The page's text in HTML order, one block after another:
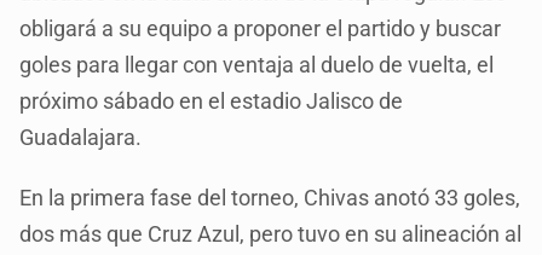
obligará a su equipo a proponer el partido y buscar
goles para llegar con ventaja al duelo de vuelta, el
próximo sábado en el estadio Jalisco de
Guadalajara.
En la primera fase del torneo, Chivas anotó 33 goles,
dos más que Cruz Azul, pero tuvo en su alineación al